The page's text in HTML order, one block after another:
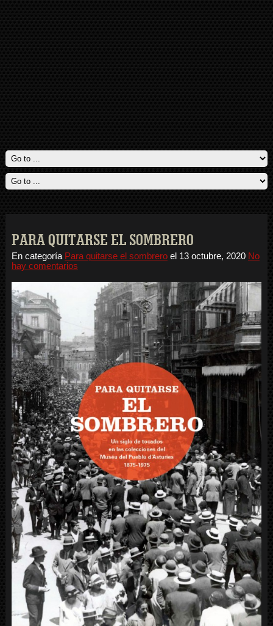
PARA QUITARSE EL SOMBRERO
En categoría Para quitarse el sombreroel 13 octubre, 2020 No
hay comentarios